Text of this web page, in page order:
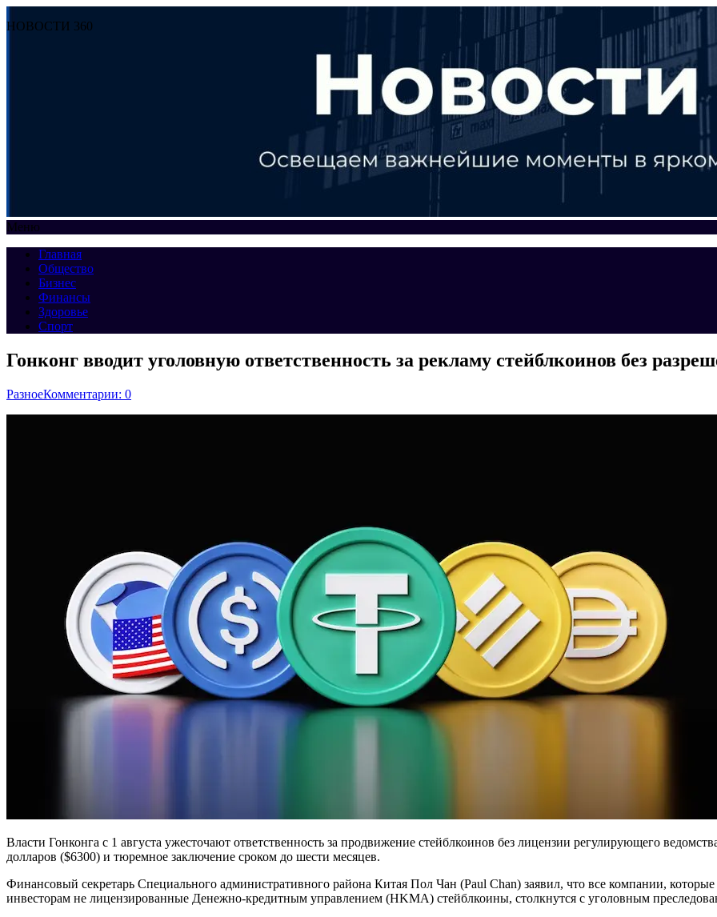
НОВОСТИ 360
Меню
Главная
Общество
Бизнес
Финансы
Здоровье
Спорт
Гонконг вводит уголовную ответственность за рекламу стейблкоинов без
РазноеКомментарии: 0
Власти Гонконга с 1 августа ужесточают ответственность за продвижение стейблкоинов без лицензии регулирующего
долларов ($6300) и тюремное заключение сроком до шести месяцев.
Финансовый секретарь Специального административного района Китая Пол Чан (Paul Chan) заявил, что все компании,
инвесторам не лицензированные Денежно-кредитным управлением (HKMA) стейблкоины, столкнутся с уголовным